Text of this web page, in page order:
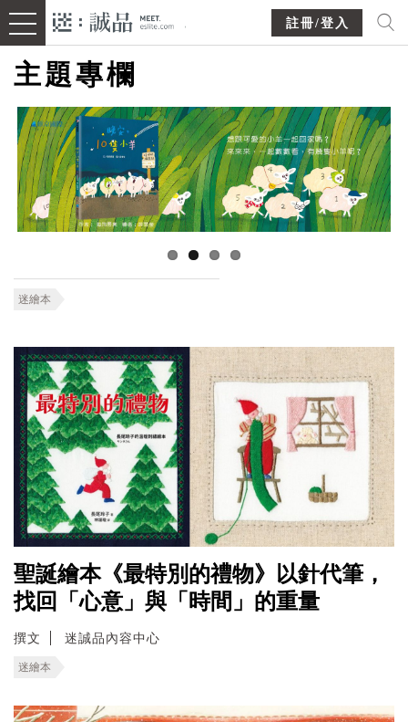
註冊/登入
主題專欄
迷繪本
聖誕繪本《最特別的禮物》以針代筆，
找回「心意」與「時間」的重量
撰文 迷誠品內容中心
迷繪本